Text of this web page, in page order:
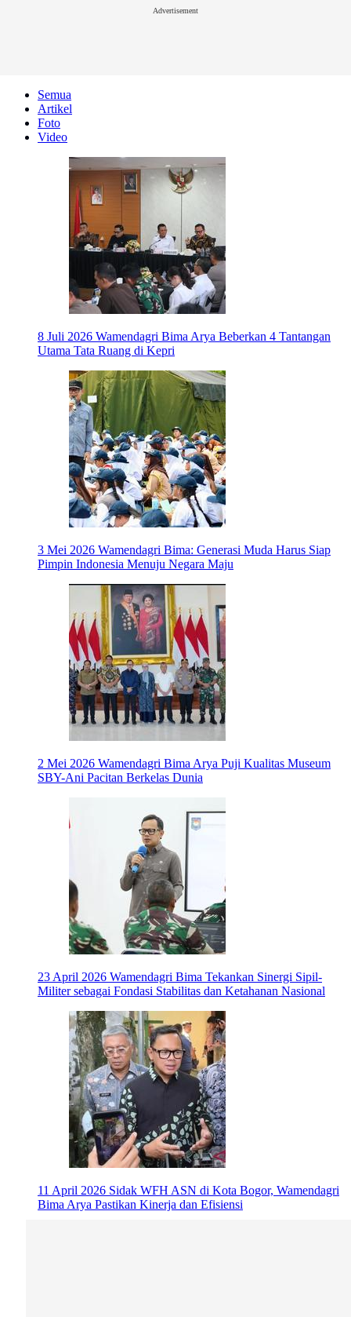
Advertisement
Semua
Artikel
Foto
Video
8 Juli 2026 Wamendagri Bima Arya Beberkan 4 Tantangan
Utama Tata Ruang di Kepri
3 Mei 2026 Wamendagri Bima: Generasi Muda Harus Siap
Pimpin Indonesia Menuju Negara Maju
2 Mei 2026 Wamendagri Bima Arya Puji Kualitas Museum
SBY-Ani Pacitan Berkelas Dunia
23 April 2026 Wamendagri Bima Tekankan Sinergi Sipil-
Militer sebagai Fondasi Stabilitas dan Ketahanan Nasional
11 April 2026 Sidak WFH ASN di Kota Bogor, Wamendagri
Bima Arya Pastikan Kinerja dan Efisiensi